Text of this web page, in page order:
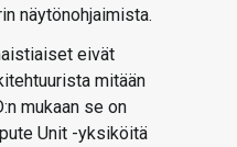
näytönohjaimista.
eivät
mitään
mukaan se on
Unit -yksiköitä